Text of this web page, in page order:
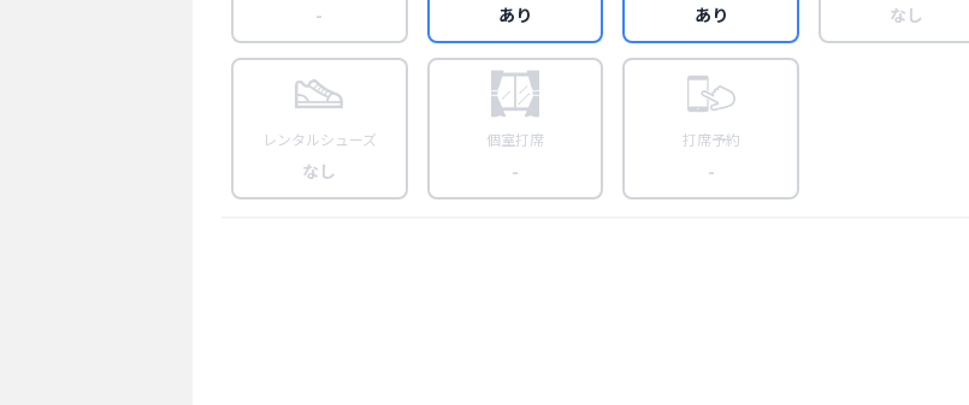
- あり あり なし
レンタルシューズ
なし
個室打席
-
打席予約
-